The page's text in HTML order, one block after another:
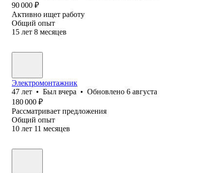
90 000 ₽
Активно ищет работу
Общий опыт
15 лет 8 месяцев
Электромонтажник
47 лет • Был вчера • Обновлено 6 августа
180 000 ₽
Рассматривает предложения
Общий опыт
10 лет 11 месяцев